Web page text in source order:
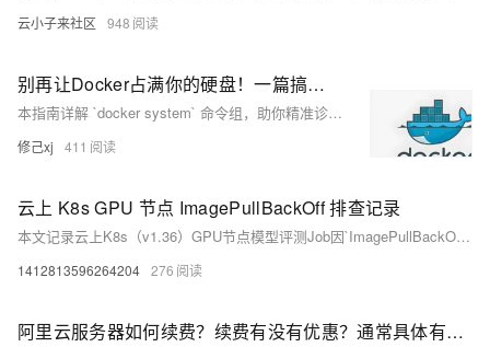
云小子来社区 948
别再让Docker占满你的硬盘！一篇搞定docker system所有命令
本指南详解 `docker system` 命令组，助你精准诊断与优雅清理 Docker 占用空间：`df` 查磁盘、`prune` 清资源、`info` 看配置、`events` 监事件。覆盖安全清理策略、自动化脚本与环境最佳实践，告别“磁盘爆满”焦虑。（239字）
修己xj 411
云上 K8s GPU 节点 ImagePullBackOff 排查记录
本文记录云上K8s（v1.36）GPU节点模型评测Job因`ImagePullBackOff`卡在Pending的排查过程，聚焦containerd镜像拉取失败根因，涵盖crictl验证、日志分析、DNS/镜像源配置检查，并强调分层排障：先运行时，再资源调度与设备挂载。
1412813596264204 276
阿里云服务器如何续费？续费有没有优惠？通常具体有哪些优惠？